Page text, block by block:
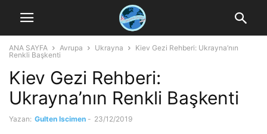
ANA SAYFA Avrupa Ukrayna
Kiev Gezi Rehberi: Ukrayna’nın
Renkli Başkenti
Kiev Gezi Rehberi:
Ukrayna’nın Renkli Başkenti
Yazan: Gulten Iscimen - 23/12/2019